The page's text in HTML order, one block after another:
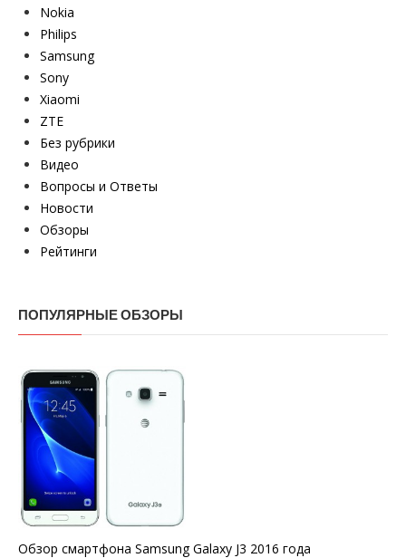
Nokia
Philips
Samsung
Sony
Xiaomi
ZTE
Без рубрики
Видео
Вопросы и Ответы
Новости
Обзоры
Рейтинги
ПОПУЛЯРНЫЕ ОБЗОРЫ
Обзор смартфона Samsung Galaxy J3 2016 года